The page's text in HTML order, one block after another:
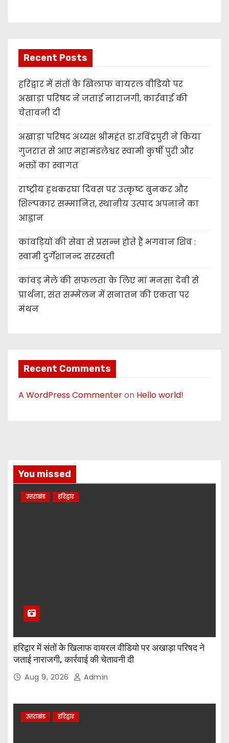
Recent Posts
हरिद्वार में संतों के खिलाफ वायरल वीडियो पर
अखाड़ा परिषद ने जताई नाराजगी, कार्रवाई की
चेतावनी दी
अखाड़ा परिषद अध्यक्ष श्रीमहंत डा.रविंद्रपुरी ने किया
गुजरात से आए महामंडलेश्वर स्वामी कुर्षी पुरी और
भक्तों का स्वागत
राष्ट्रीय हथकरघा दिवस पर उत्कृष्ट बुनकर और
शिल्पकार सम्मानित, स्थानीय उत्पाद अपनाने का
आह्वान
कांवड़ियों की सेवा से प्रसन्न होते हैं भगवान शिव :
स्वामी दुर्गेशानन्द सरस्वती
कांवड़ मेले की सफलता के लिए मां मनसा देवी से
प्रार्थना, संत सम्मेलन में सनातन की एकता पर
मंथन
Recent Comments
A WordPress Commenteron Hello world!
You missed
उत्तराखंड हरिद्वार
हरिद्वार में संतों के खिलाफ वायरल वीडियो पर अखाड़ा परिषद ने
जताई नाराजगी, कार्रवाई की चेतावनी दी
Aug 9, 2026 Admin
उत्तराखंड हरिद्वार